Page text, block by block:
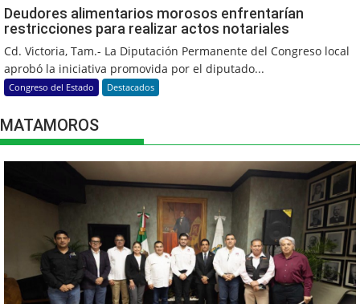
Deudores alimentarios morosos enfrentarían
restricciones para realizar actos notariales
Cd. Victoria, Tam.- La Diputación Permanente del Congreso local
aprobó la iniciativa promovida por el diputado...
Congreso del Estado Destacados
MATAMOROS